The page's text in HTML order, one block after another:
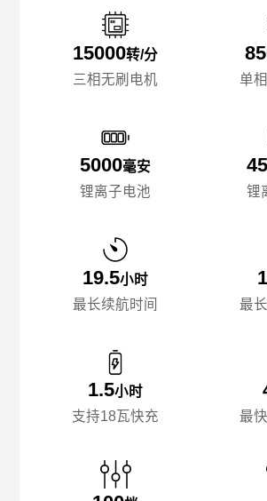
15000转/分
三相无刷电机
5000毫安
锂离子电池
19.5小时
最长续航时间
1.5小时
支持18瓦快充
单
锂
最
最